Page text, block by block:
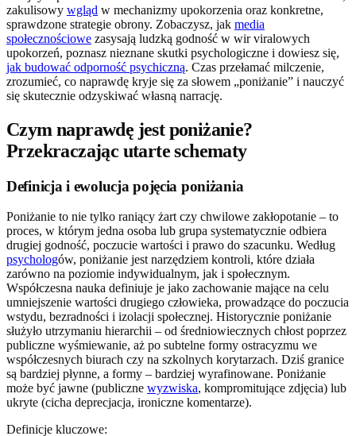
zakulisowy wgląd w mechanizmy upokorzenia oraz konkretne,
sprawdzone strategie obrony. Zobaczysz, jak media
społecznościowe zasysają ludzką godność w wir viralowych
upokorzeń, poznasz nieznane skutki psychologiczne i dowiesz się,
jak budować odporność psychiczną. Czas przełamać milczenie,
zrozumieć, co naprawdę kryje się za słowem „poniżanie” i nauczyć
się skutecznie odzyskiwać własną narrację.
Czym naprawdę jest poniżanie?
Przekraczając utarte schematy
Definicja i ewolucja pojęcia poniżania
Poniżanie to nie tylko raniący żart czy chwilowe zakłopotanie – to
proces, w którym jedna osoba lub grupa systematycznie odbiera
drugiej godność, poczucie wartości i prawo do szacunku. Według
psychologów, poniżanie jest narzędziem kontroli, które działa
zarówno na poziomie indywidualnym, jak i społecznym.
Współczesna nauka definiuje je jako zachowanie mające na celu
umniejszenie wartości drugiego człowieka, prowadzące do poczucia
wstydu, bezradności i izolacji społecznej. Historycznie poniżanie
służyło utrzymaniu hierarchii – od średniowiecznych chłost poprzez
publiczne wyśmiewanie, aż po subtelne formy ostracyzmu we
współczesnych biurach czy na szkolnych korytarzach. Dziś granice
są bardziej płynne, a formy – bardziej wyrafinowane. Poniżanie
może być jawne (publiczne wyzwiska, kompromitujące zdjęcia) lub
ukryte (cicha deprecjacja, ironiczne komentarze).
Definicje kluczowe: